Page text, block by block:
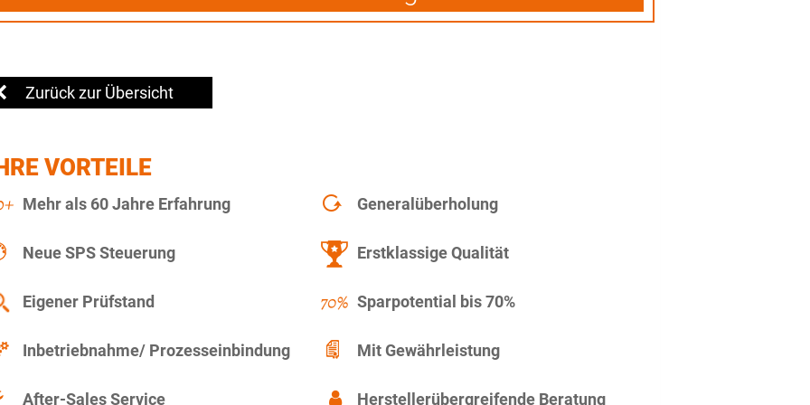
Zurück zur Übersicht
VORTEILE
Mehr als 60 Jahre Erfahrung Generalüberholung
Neue SPS Steuerung Erstklassige Qualität
Eigener Prüfstand Sparpotential bis 70%
Inbetriebnahme/ Prozesseinbindung Mit Gewährleistung
After-Sales Service Herstellerübergreifende Beratung